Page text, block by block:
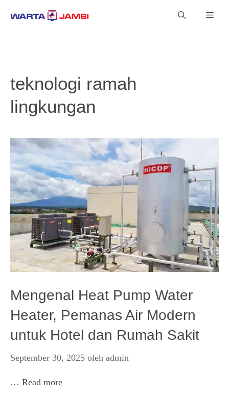
teknologi ramah
lingkungan
Mengenal Heat Pump Water
Heater, Pemanas Air Modern
untuk Hotel dan Rumah Sakit
September 30, 2025 oleh admin
… Read more